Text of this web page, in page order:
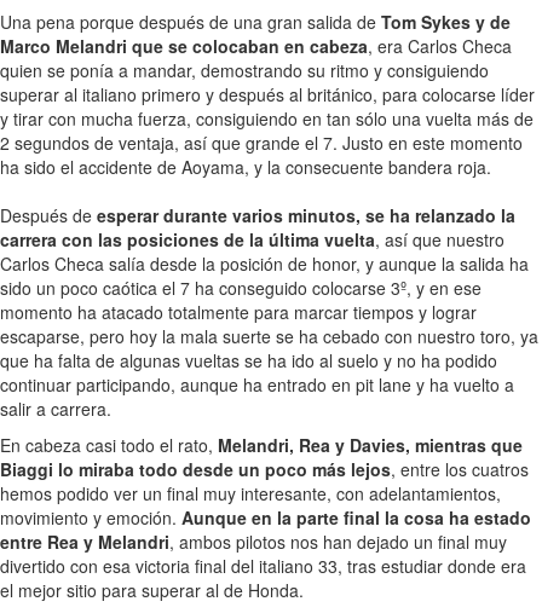
Una pena porque después de una gran salida de Tom Sykes y de
Marco Melandri que se colocaban en cabeza, era Carlos Checa
quien se ponía a mandar, demostrando su ritmo y consiguiendo
superar al italiano primero y después al británico, para colocarse líder
y tirar con mucha fuerza, consiguiendo en tan sólo una vuelta más de
2 segundos de ventaja, así que grande el 7. Justo en este momento
ha sido el accidente de Aoyama, y la consecuente bandera roja.
Después de esperar durante varios minutos, se ha relanzado la
carrera con las posiciones de la última vuelta, así que nuestro
Carlos Checa salía desde la posición de honor, y aunque la salida ha
sido un poco caótica el 7 ha conseguido colocarse 3º, y en ese
momento ha atacado totalmente para marcar tiempos y lograr
escaparse, pero hoy la mala suerte se ha cebado con nuestro toro, ya
que ha falta de algunas vueltas se ha ido al suelo y no ha podido
continuar participando, aunque ha entrado en pit lane y ha vuelto a
salir a carrera.
En cabeza casi todo el rato, Melandri, Rea y Davies, mientras que
Biaggi lo miraba todo desde un poco más lejos, entre los cuatros
hemos podido ver un final muy interesante, con adelantamientos,
movimiento y emoción. Aunque en la parte final la cosa ha estado
entre Rea y Melandri, ambos pilotos nos han dejado un final muy
divertido con esa victoria final del italiano 33, tras estudiar donde era
el mejor sitio para superar al de Honda.